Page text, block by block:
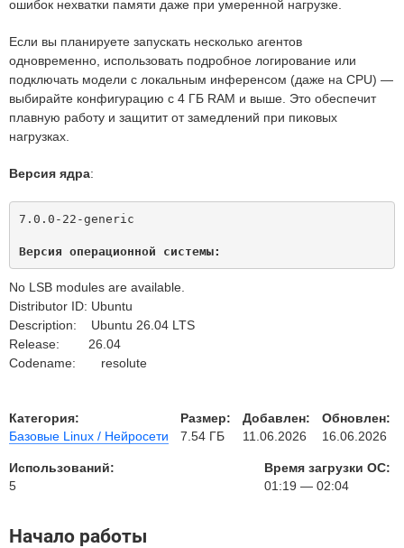
ошибок нехватки памяти даже при умеренной нагрузке.
Если вы планируете запускать несколько агентов
одновременно, использовать подробное логирование или
подключать модели с локальным инференсом (даже на CPU) —
выбирайте конфигурацию с 4 ГБ RAM и выше. Это обеспечит
плавную работу и защитит от замедлений при пиковых
нагрузках.
Версия ядра:
7.0.0-22-generic
Версия операционной системы:
No LSB modules are available.
Distributor ID: Ubuntu
Description: Ubuntu 26.04 LTS
Release: 26.04
Codename: resolute
Категория:
Базовые Linux / Нейросети
Размер:
7.54 ГБ
Добавлен:
11.06.2026
Обновлен:
16.06.2026
Использований:
5
Время загрузки ОС:
01:19 — 02:04
Начало работы